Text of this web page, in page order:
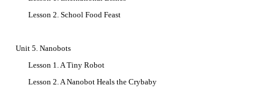
Lesson 2. School Food Feast
Unit 5. Nanobots
Lesson 1. A Tiny Robot
Lesson 2. A Nanobot Heals the Crybaby